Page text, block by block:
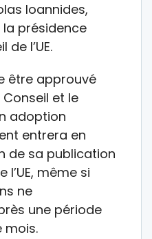
Ioannides,
présidence
l’UE.
être approuvé
et le
adoption
entrera en
de sa publication
même si
ne
une période
mois.